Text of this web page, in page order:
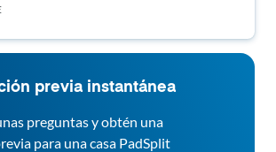
previa instantánea
preguntas y obtén una
para una casa PadSplit